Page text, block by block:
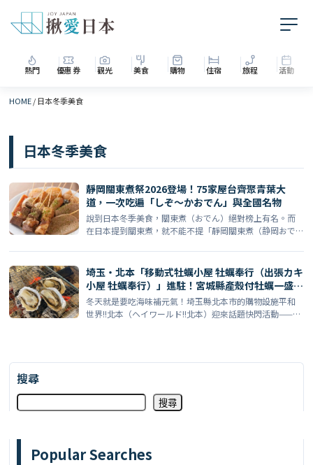
熱門 優惠券 觀光 美食 購物 住宿 旅程 活動
HOME/日本冬季美食
日本冬季美食
靜岡關東煮祭2026登場！75家屋台齊聚青葉大
道，一次吃遍「しぞ〜かおでん」與全國名物
說到日本冬季美食，關東煮（おでん）絕對榜上有名。而
在日本提到關東煮，就不能不提「靜岡關東煮（静岡おで
埼玉・北本「移動式牡蠣小屋 牡蠣奉行（出張カキ
小屋 牡蠣奉行）」進駐！宮城縣產殼付牡蠣一盛只
要880日圓，1/8起限時開張
冬天就是要吃海味補元氣！埼玉縣北本市的購物設施平和
世界!!北本（ヘイワールド!!北本）迎來話題快閃活動——移
搜尋
搜尋
Popular Searches